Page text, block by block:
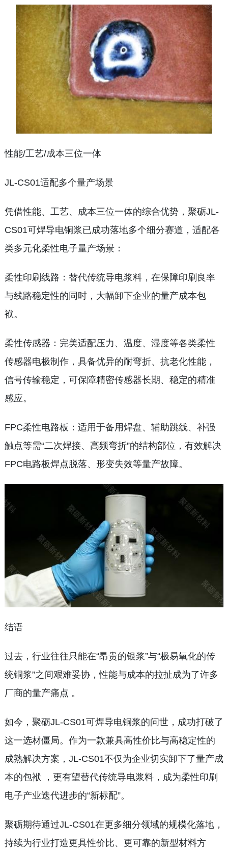
性能/工艺/成本三位一体
JL-CS01适配多个量产场景
凭借性能、工艺、成本三位一体的综合优势，聚砺JL-
CS01可焊导电铜浆已成功落地多个细分赛道，适配各
类多元化柔性电子量产场景：
柔性印刷线路：替代传统导电浆料，在保障印刷良率
与线路稳定性的同时，大幅卸下企业的量产成本包
袱。
柔性传感器：完美适配压力、温度、湿度等各类柔性
传感器电极制作，具备优异的耐弯折、抗老化性能，
信号传输稳定，可保障精密传感器长期、稳定的精准
感应。
FPC柔性电路板：适用于备用焊盘、辅助跳线、补强
触点等需“二次焊接、高频弯折”的结构部位，有效解决
FPC电路板焊点脱落、形变失效等量产故障。
结语
过去，行业往往只能在“昂贵的银浆”与“极易氧化的传
统铜浆”之间艰难妥协，性能与成本的拉扯成为了许多
厂商的量产痛点 。
如今，聚砺JL-CS01可焊导电铜浆的问世，成功打破了
这一选材僵局。作为一款兼具高性价比与高稳定性的
成熟解决方案，JL-CS01不仅为企业切实卸下了量产成
本的包袱 ，更有望替代传统导电浆料，成为柔性印刷
电子产业迭代进步的“新标配”。
聚砺期待通过JL-CS01在更多细分领域的规模化落地，
持续为行业打造更具性价比、更可靠的新型材料方